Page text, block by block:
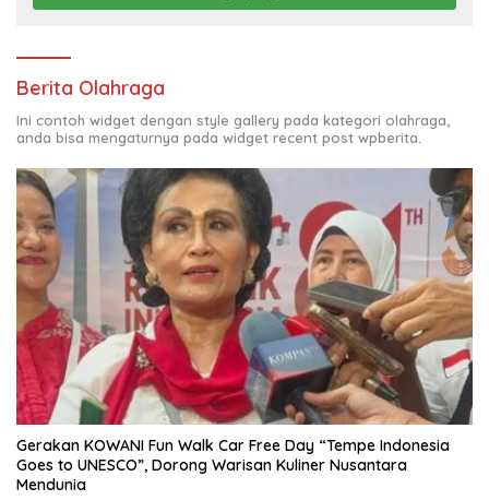
Berita Olahraga
Ini contoh widget dengan style gallery pada kategori olahraga,
anda bisa mengaturnya pada widget recent post wpberita.
Gerakan KOWANI Fun Walk Car Free Day “Tempe Indonesia
Goes to UNESCO”, Dorong Warisan Kuliner Nusantara
Mendunia